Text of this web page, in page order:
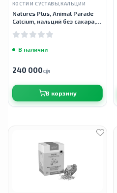
КОСТИ И СУСТАВЫ,КАЛЬЦИИ
Natures Plus, Animal Parade
Calcium, кальций без сахара,
В наличии
240 000сӯм
В корзину